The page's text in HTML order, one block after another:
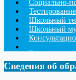
Социально-
Школьный
Школьный
Сведения об